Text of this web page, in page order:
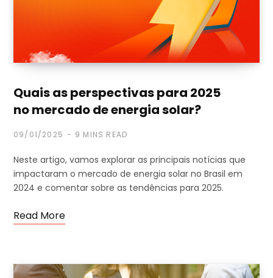
Quais as perspectivas para 2025
no mercado de energia solar?
09/01/2025 9 MINS READ
Neste artigo, vamos explorar as principais notícias que
impactaram o mercado de energia solar no Brasil em
2024 e comentar sobre as tendências para 2025.
Read More